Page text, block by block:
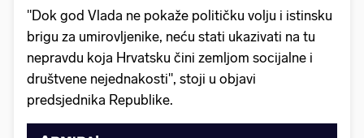
"Dok god Vlada ne pokaže političku volju i istinsku
brigu za umirovljenike, neću stati ukazivati na tu
nepravdu koja Hrvatsku čini zemljom socijalne i
društvene nejednakosti", stoji u objavi
predsjednika Republike.